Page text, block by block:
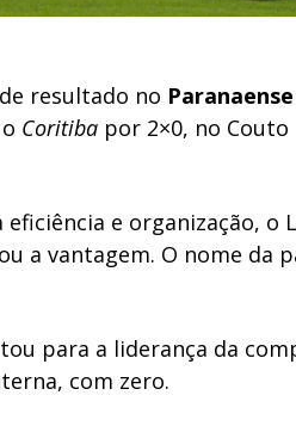
resultado no
Coritiba por 2×0, no
e organização,
a vantagem. O nome da
para a liderança da
com zero.